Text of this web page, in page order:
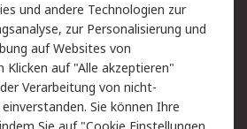
Kontakt
Privatkunden
Datenschutz
und andere Technologien zur
zur Personalisierung und
auf Websites von
auf "Alle akzeptieren"
Verarbeitung von nicht-
Sie können Ihre